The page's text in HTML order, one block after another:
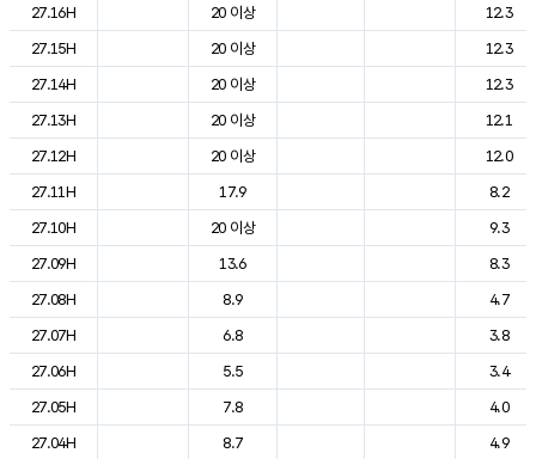
27.16H
20 이상
12.3
27.15H
20 이상
12.3
27.14H
20 이상
12.3
27.13H
20 이상
12.1
27.12H
20 이상
12.0
27.11H
17.9
8.2
27.10H
20 이상
9.3
27.09H
13.6
8.3
27.08H
8.9
4.7
27.07H
6.8
3.8
27.06H
5.5
3.4
27.05H
7.8
4.0
27.04H
8.7
4.9